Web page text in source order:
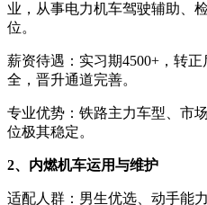
业，从事电力机车驾驶辅助、
位。
薪资待遇：实习期4500+，转正
全，晋升通道完善。
专业优势：铁路主力车型、市
位极其稳定。
2、内燃机车运用与维护
适配人群：男生优选、动手能